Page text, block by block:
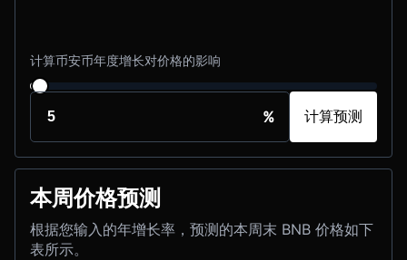
计算币安币年度增长对价格的影响
% 计算预测
本周价格预测
根据您输入的年增长率，预测的本周末 BNB 价格如下
表所示。